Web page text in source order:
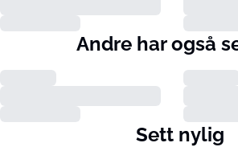
Andre har også
Sett nylig